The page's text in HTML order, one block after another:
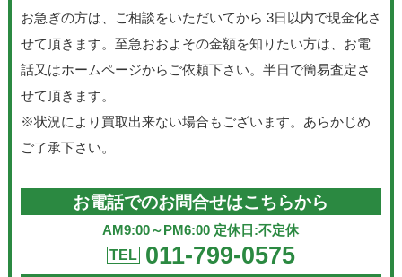
お急ぎの方は、ご相談をいただいてから 3日以内で現金化さ
せて頂きます。至急おおよその金額を知りたい方は、お電
話又はホームページからご依頼下さい。半日で簡易査定さ
せて頂きます。
※状況により買取出来ない場合もございます。あらかじめ
ご了承下さい。
お電話でのお問合せはこちらから
AM9:00～PM6:00 定休日:不定休
TEL 011-799-0575